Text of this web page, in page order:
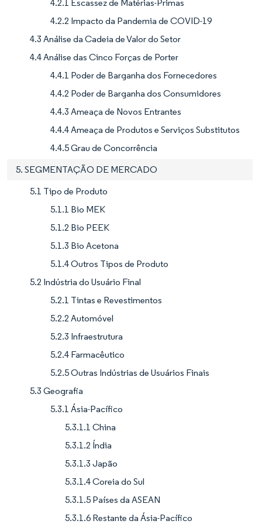
4.2.1 Escassez de Matérias-Primas
4.2.2 Impacto da Pandemia de COVID-19
4.3 Análise da Cadeia de Valor do Setor
4.4 Análise das Cinco Forças de Porter
4.4.1 Poder de Barganha dos Fornecedores
4.4.2 Poder de Barganha dos Consumidores
4.4.3 Ameaça de Novos Entrantes
4.4.4 Ameaça de Produtos e Serviços Substitutos
4.4.5 Grau de Concorrência
5. SEGMENTAÇÃO DE MERCADO
5.1 Tipo de Produto
5.1.1 Bio MEK
5.1.2 Bio PEEK
5.1.3 Bio Acetona
5.1.4 Outros Tipos de Produto
5.2 Indústria do Usuário Final
5.2.1 Tintas e Revestimentos
5.2.2 Automóvel
5.2.3 Infraestrutura
5.2.4 Farmacêutico
5.2.5 Outras Indústrias de Usuários Finais
5.3 Geografia
5.3.1 Ásia-Pacífico
5.3.1.1 China
5.3.1.2 Índia
5.3.1.3 Japão
5.3.1.4 Coreia do Sul
5.3.1.5 Países da ASEAN
5.3.1.6 Restante da Ásia-Pacífico